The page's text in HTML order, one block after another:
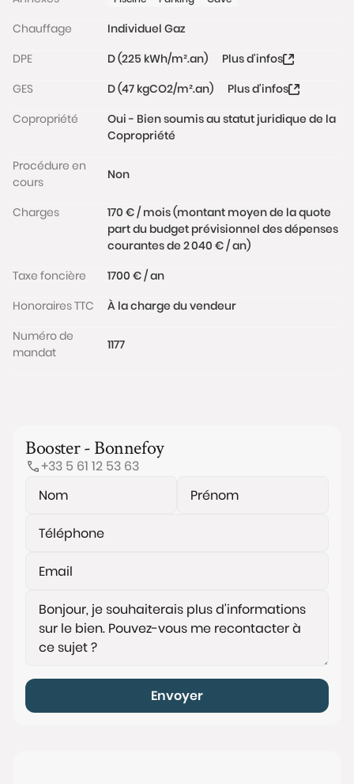
Chauffage
Individuel Gaz
DPE
D (225 kWh/m².an)
Plus d'infos
GES
D (47 kgCO2/m².an)
Plus d'infos
Copropriété
Oui - Bien soumis au statut juridique de la
Copropriété
Procédure en
cours
Non
Charges
170 € / mois (montant moyen de la quote
part du budget prévisionnel des dépenses
courantes de 2 040 € / an)
Taxe foncière
1700 € / an
Honoraires TTC
À la charge du vendeur
Numéro de
mandat
1177
Booster - Bonnefoy
+33 5 61 12 53 63
Envoyer